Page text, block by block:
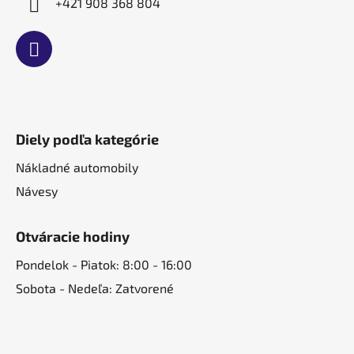
Diely podľa kategórie
Nákladné automobily
Návesy
Otváracie hodiny
Pondelok - Piatok: 8:00 - 16:00
Sobota - Nedeľa: Zatvorené